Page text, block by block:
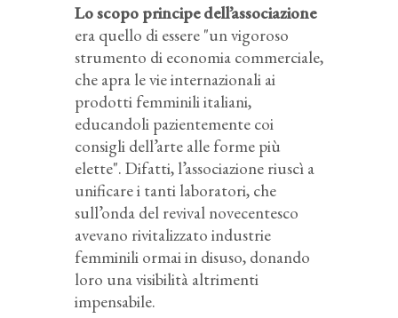
Lo scopo principe dell’associazione
era quello di essere "un vigoroso
strumento di economia commerciale,
che apra le vie internazionali ai
prodotti femminili italiani,
educandoli pazientemente coi
consigli dell’arte alle forme più
elette". Difatti, l’associazione riuscì a
unificare i tanti laboratori, che
sull’onda del revival novecentesco
avevano rivitalizzato industrie
femminili ormai in disuso, donando
loro una visibilità altrimenti
impensabile.